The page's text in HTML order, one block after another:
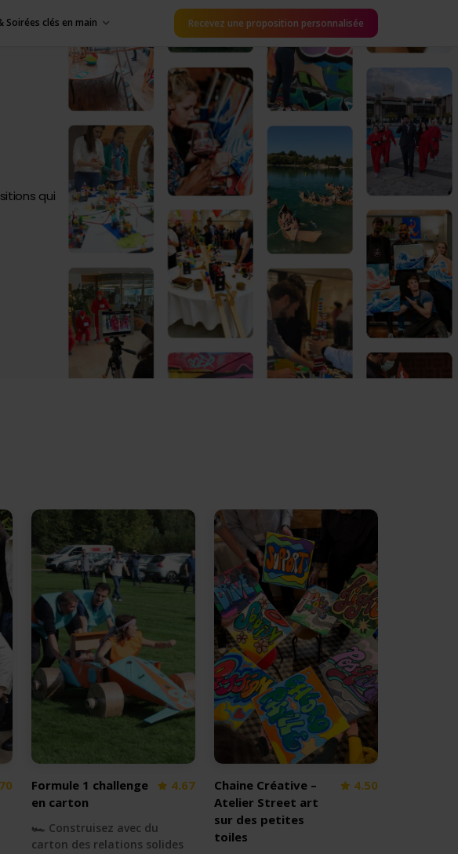
Soirées clés en main Recevez une proposition personnalisée
qui
Formule 1 challenge
en carton
4.67
🏎 Construisez avec du
carton des relations solides
Chaine Créative –
Atelier Street art
sur des petites
toiles
4.50